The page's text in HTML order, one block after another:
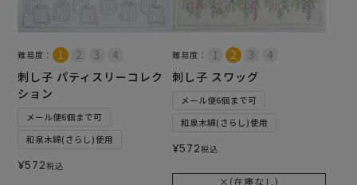
難易度：
刺し子 パティスリーコレク
ション
メール便6個まで可
和泉木綿(さらし)使用
¥572税込
難易度：
刺し子 スワッグ
メール便6個まで可
和泉木綿(さらし)使用
¥572税込
×(在庫なし)